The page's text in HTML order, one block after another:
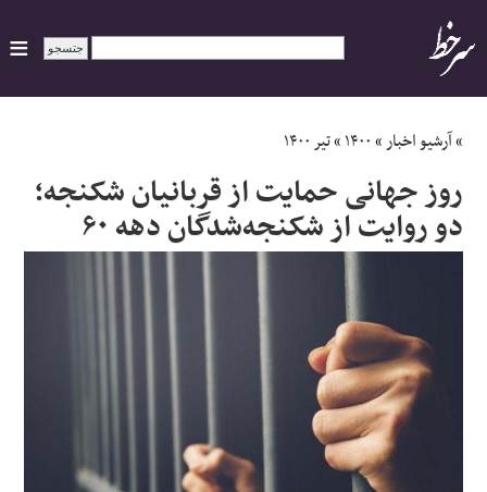
ایران
سیاسی
اقتصاد
جهان
اجتماعی
»آرشیو اخبار»۱۴۰۰»تیر ۱۴۰۰
روز جهانی حمایت از قربانیان شکنجه؛
دو روایت از شکنجه‌شدگان دهه ۶۰